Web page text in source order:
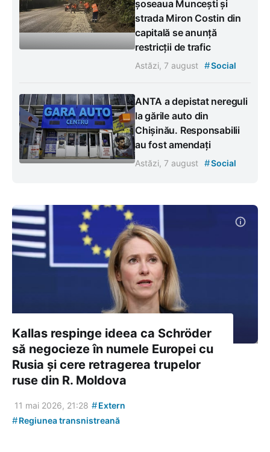
șoseaua Muncești și
strada Miron Costin din
capitală se anunță
restricții de trafic
Astăzi, 7 august #Social
ANTA a depistat nereguli
la gările auto din
Chișinău. Responsabilii
au fost amendați
Astăzi, 7 august #Social
Kallas respinge ideea ca Schröder
să negocieze în numele Europei cu
Rusia și cere retragerea trupelor
ruse din R. Moldova
11 mai 2026, 21:28 #Extern
#Regiunea transnistreană